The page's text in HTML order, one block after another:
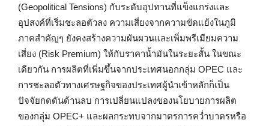
(Geopolitical Tensions) กับระดับอุปทานที่แข็งแกร่งและ
อุปสงค์ที่เริ่มชะลอตัวลง ความเสี่ยงจากความขัดแย้งในภูมิ
ภาคสำคัญๆ ยังคงสร้างความผันผวนและเพิ่มพรีเมียมความ
เสี่ยง (Risk Premium) ให้กับราคาน้ำมันในระยะสั้น ในขณะ
เดียวกัน การผลิตที่เพิ่มขึ้นจากประเทศนอกกลุ่ม OPEC และ
การชะลอตัวทางเศรษฐกิจของประเทศผู้นำเข้าหลักก็เป็น
ปัจจัยกดดันด้านลบ การเปลี่ยนแปลงของนโยบายการผลิต
ของกลุ่ม OPEC+ และผลกระทบจากมาตรการคว่ำบาตรหรือ